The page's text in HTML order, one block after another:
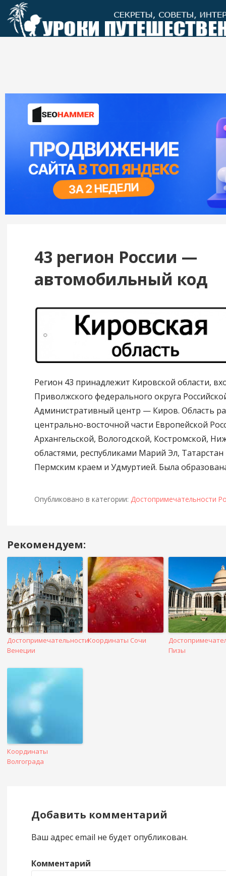
Перейти
контенту
43 регион России —
автомобильный код
Регион 43 принадлежит Кировской области,
Приволжского федерального округа
Административный центр — Киров. Область
центрально-восточной части Европейской
Архангельской, Вологодской, Костромской,
областями, республиками Марий Эл, Татарстан
Пермским краем и Удмуртией. Была
Опубликовано в категории: Достопримечательности
Навигация
в
посте
Рекомендуем:
Достопримечательности
Венеции
Координаты Сочи
Пизы
Координаты
Волгограда
Добавить комментарий
Ваш адрес email не будет опубликован.
Комментарий